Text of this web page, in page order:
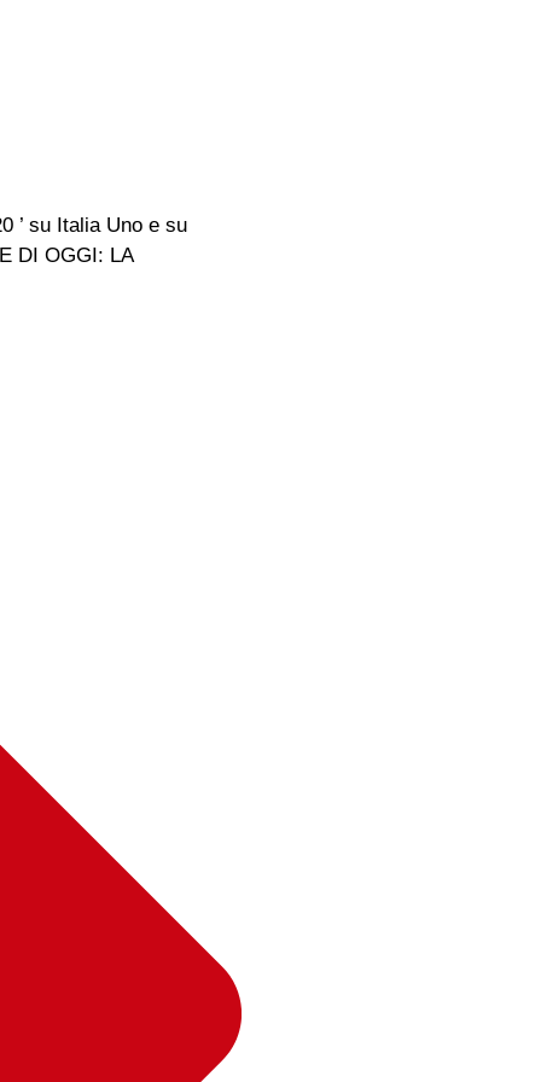
’ su Italia Uno e su
DI OGGI: LA